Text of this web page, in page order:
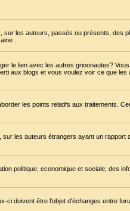
les auteurs, passés ou présents, des
.
le lien avec les autres grioonautes?
aux blogs et vous voulez voir ce que
les points relatifs aux traitements.
les auteurs étrangers ayant un rapport
politique, economique et sociale; des
ci doivent être l'objet d'échanges entre